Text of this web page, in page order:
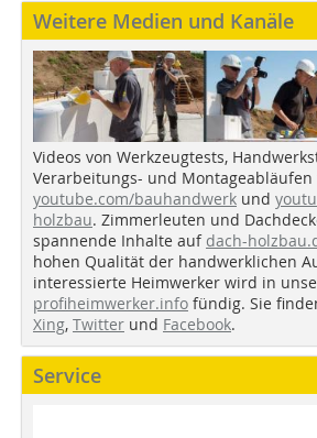
Weitere Medien und Kanäle
Videos von Werkzeugtests,
Verarbeitungs- und
youtube.com/bauhandwerk und
holzbau. Zimmerleuten und
spannende Inhalte auf dach-
hohen Qualität der handwerklichen
interessierte Heimwerker wird in
profiheimwerker.info fündig. Sie
Xing, Twitter und Facebook.
Service